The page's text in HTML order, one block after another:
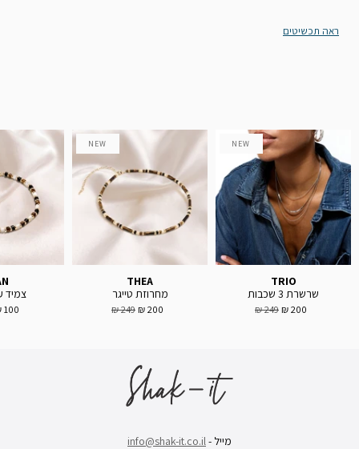
ראה תכשיטים
NEW
TRIO
שרשרת 3 שכבות
200 ₪
249 ₪
NEW
THEA
מחרוזת טייגר
200 ₪
249 ₪
צמיד
100 ₪
מייל - info@shak-it.co.il